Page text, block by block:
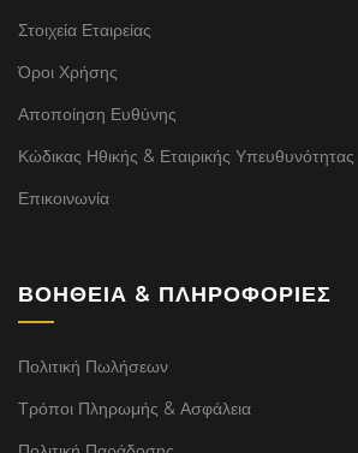
Στοιχεία Εταιρείας
Όροι Χρήσης
Αποποίηση Ευθύνης
Κώδικας Ηθικής & Εταιρικής Υπευθυνότητας
Επικοινωνία
ΒΟΉΘΕΙΑ & ΠΛΗΡΟΦΟΡΊΕΣ
Πολιτική Πωλήσεων
Τρόποι Πληρωμής & Ασφάλεια